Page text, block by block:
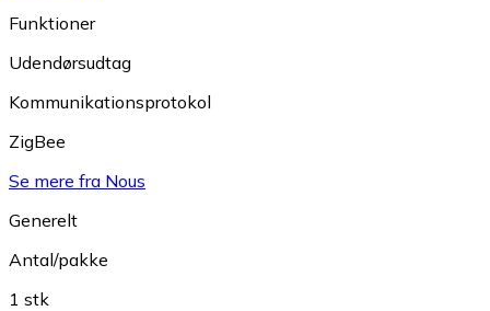
Funktioner
Udendørsudtag
Kommunikationsprotokol
ZigBee
Se mere fra Nous
Generelt
Antal/pakke
1 stk